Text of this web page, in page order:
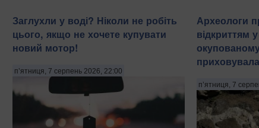
Заглухли у воді? Ніколи не робіть
цього, якщо не хочете купувати
новий мотор!
п’ятниця, 7 серпень 2026, 22:00
Археологи
відкриттям
п’ятниця, 7